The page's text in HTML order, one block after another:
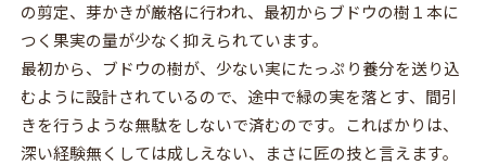
の剪定、芽かきが厳格に行われ、最初からブドウの樹１本に
つく果実の量が少なく抑えられています。
最初から、ブドウの樹が、少ない実にたっぷり養分を送り込
むように設計されているので、途中で緑の実を落とす、間引
きを行うような無駄をしないで済むのです。こればかりは、
深い経験無くしては成しえない、まさに匠の技と言えます。